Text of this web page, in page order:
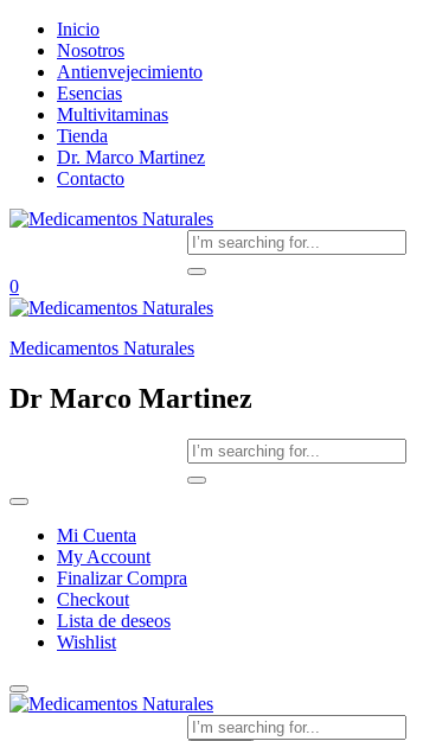
Inicio
Nosotros
Antienvejecimiento
Esencias
Multivitaminas
Tienda
Dr. Marco Martinez
Contacto
0
Medicamentos Naturales
Dr Marco Martinez
Mi Cuenta
My Account
Finalizar Compra
Checkout
Lista de deseos
Wishlist